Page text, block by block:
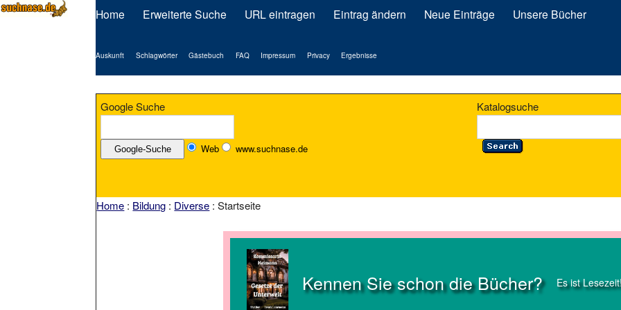
Home Erweiterte Suche URL eintragen Eintrag ändern Neue Einträge Unsere Bücher
Auskunft Schlagwörter Gästebuch FAQ Impressum Privacy Ergebnisse
Google Suche
Web www.suchnase.de
Katalogsuche
Home : Bildung : Diverse : Startseite
Kennen Sie schon die Bücher? Es ist